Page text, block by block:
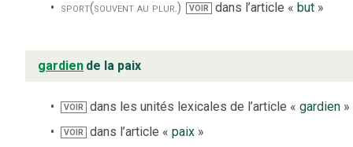
sport(souvent au plur.) VOIR dans l’article « but»
gardien de la paix
VOIR dans les unités lexicales de l’article «gardien »
VOIR dans l’article «paix »